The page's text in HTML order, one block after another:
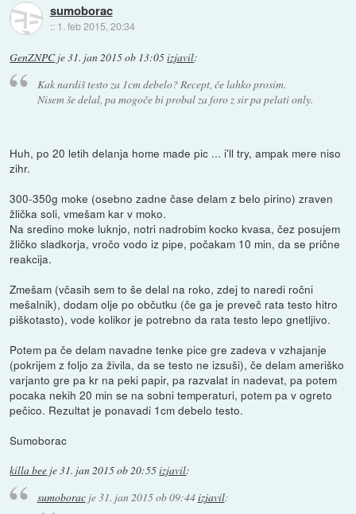
sumoborac
:: 1. feb 2015, 20:34
GenZNPCje31. jan 2015 ob 13:05izjavil:
Kak nardiš testo za 1cm debelo? Recept, če lahko prosim.
Nisem še delal, pa mogoče bi probal za foro z sir pa pelati only.
Huh, po 20 letih delanja home made pic ... i'll try, ampak mere niso
zihr.
300-350g moke (osebno zadne čase delam z belo pirino) zraven
žlička soli, vmešam kar v moko.
Na sredino moke luknjo, notri nadrobim kocko kvasa, čez posujem
žličko sladkorja, vročo vodo iz pipe, počakam 10 min, da se prične
reakcija.
Zmešam (včasih sem to še delal na roko, zdej to naredi ročni
mešalnik), dodam olje po občutku (če ga je preveč rata testo hitro
piškotasto), vode kolikor je potrebno da rata testo lepo gnetljivo.
Potem pa če delam navadne tenke pice gre zadeva v vzhajanje
(pokrijem z foljo za živila, da se testo ne izsuši), če delam ameriško
varjanto gre pa kr na peki papir, pa razvalat in nadevat, pa potem
pocaka nekih 20 min se na sobni temperaturi, potem pa v ogreto
pečico. Rezultat je ponavadi 1cm debelo testo.
Sumoborac
killa bee je31. jan 2015 ob 20:55izjavil:
sumoboracje31. jan 2015 ob 09:44izjavil: